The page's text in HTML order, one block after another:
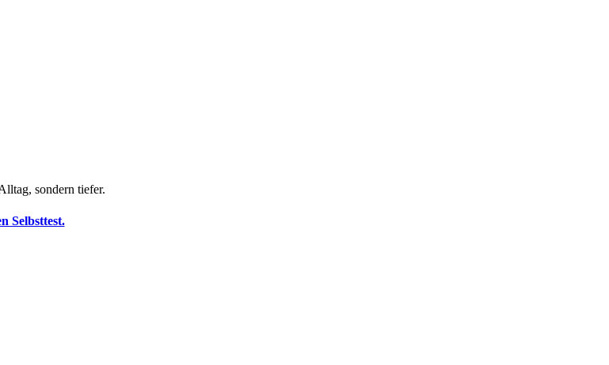
sondern tiefer.
Selbsttest.